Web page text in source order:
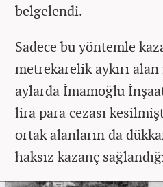
belgelendi.
Sadece bu yöntemle
metrekarelik aykırı
aylarda İmamoğlu
lira para cezası
ortak alanların da
haksız kazanç